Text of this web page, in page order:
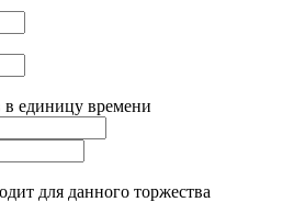
в единицу времени
для данного торжества